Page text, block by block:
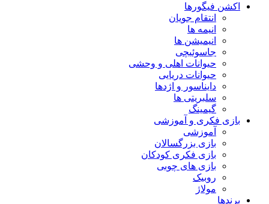
اکشن فیگورها
انتقام جویان
انیمه ها
انیمیشن ها
جاسوئیچی
حیوانات اهلی و وحشی
حیوانات دریایی
دایناسور و اژدها
سلبریتی ها
گیمینگ
بازی فکری و آموزشی
آموزشی
بازی بزرگسالان
بازی فکری کودکان
بازی های چوبی
روبیک
مولاژ
برندها